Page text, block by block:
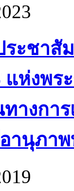
ระชา
แห่งพ
างการ
านุภาพ